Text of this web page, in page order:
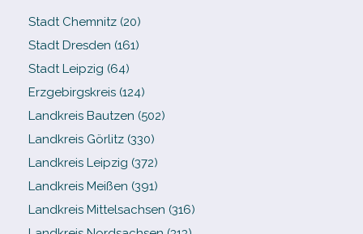
Stadt Chemnitz (20)
Stadt Dresden (161)
Stadt Leipzig (64)
Erzgebirgskreis (124)
Landkreis Bautzen (502)
Landkreis Görlitz (330)
Landkreis Leipzig (372)
Landkreis Meißen (391)
Landkreis Mittelsachsen (316)